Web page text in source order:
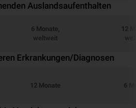
Auslandsaufenthalten
6 Monate,
weltweit
12
Erkrankungen/Diagnosen
12 Monate 6